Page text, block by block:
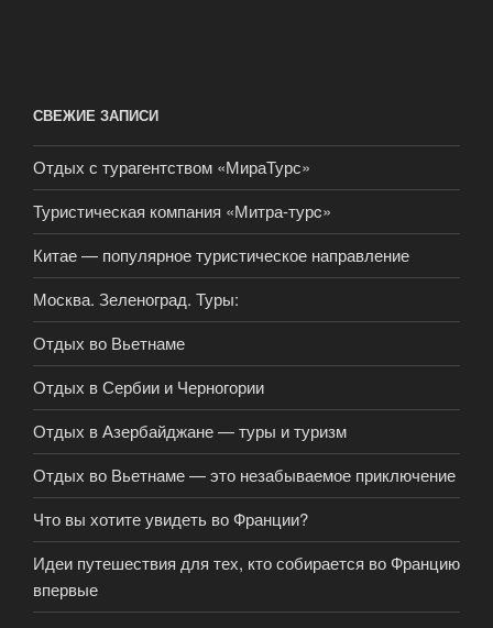
СВЕЖИЕ ЗАПИСИ
Отдых с турагентством «МираТурс»
Туристическая компания «Митра-турc»
Китае — популярное туристическое направление
Москва. Зеленоград. Туры:
Отдых во Вьетнаме
Отдых в Сербии и Черногории
Отдых в Азербайджане — туры и туризм
Отдых во Вьетнаме — это незабываемое приключение
Что вы хотите увидеть во Франции?
Идеи путешествия для тех, кто собирается во Францию
впервые